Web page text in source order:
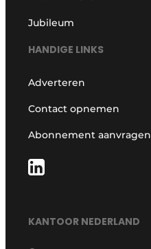
Jubileum
HANDIGE LINKS
Adverteren
Contact opnemen
Abonnement aanvragen
KANTOOR NEDERLAND